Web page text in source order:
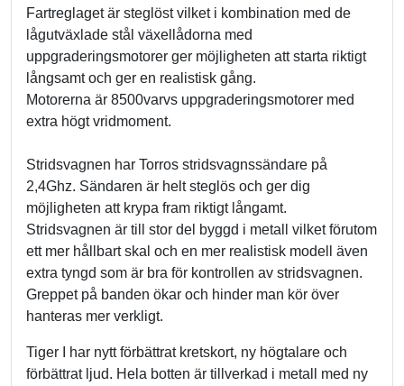
Fartreglaget är steglöst vilket i kombination med de
lågutväxlade stål växellådorna med
uppgraderingsmotorer ger möjligheten att starta riktigt
långsamt och ger en realistisk gång.
Motorerna är 8500varvs uppgraderingsmotorer med
extra högt vridmoment.
Stridsvagnen har Torros stridsvagnssändare på
2,4Ghz. Sändaren är helt steglös och ger dig
möjligheten att krypa fram riktigt långamt.
Stridsvagnen är till stor del byggd i metall vilket förutom
ett mer hållbart skal och en mer realistisk modell även
extra tyngd som är bra för kontrollen av stridsvagnen.
Greppet på banden ökar och hinder man kör över
hanteras mer verkligt.
Tiger I har nytt förbättrat kretskort, ny högtalare och
förbättrat ljud. Hela botten är tillverkad i metall med ny